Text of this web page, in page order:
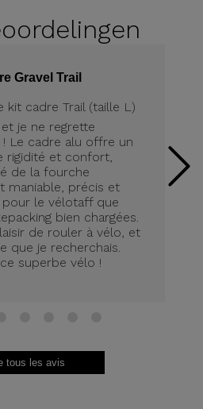
Gravel Trail
le kit cadre Trail (taille L)
je ne regrette
Le cadre alu offre un
rigidité et confort,
de la fourche
maniable, précis et
pour le vélotaff que
bien chargées.
de rouler à vélo, et
que je recherchais.
superbe vélo !
tous les avis